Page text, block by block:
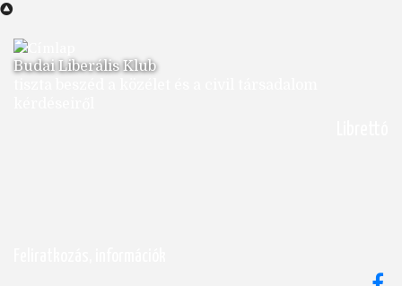
Ugrás
tartalomra
Budai Liberális Klub